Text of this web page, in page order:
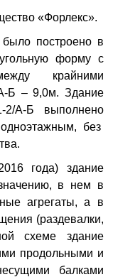
«Форлекс».
было построено в
форму с
крайними
Б – 9,0м. Здание
2/А-Б выполнено
без
года) здание
в нем в
агрегаты, а в
(раздевалки,
схеме здание
продольными и
балками